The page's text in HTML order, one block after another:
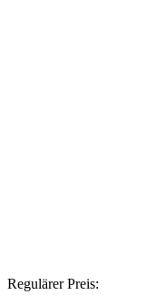
Regulärer Preis: